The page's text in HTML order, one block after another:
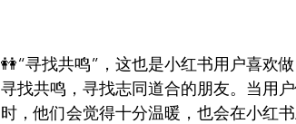
👭“寻找共鸣”，这也是小红书用户喜欢
寻找共鸣，寻找志同道合的朋友。当用
时，他们会觉得十分温暖，也会在小红书